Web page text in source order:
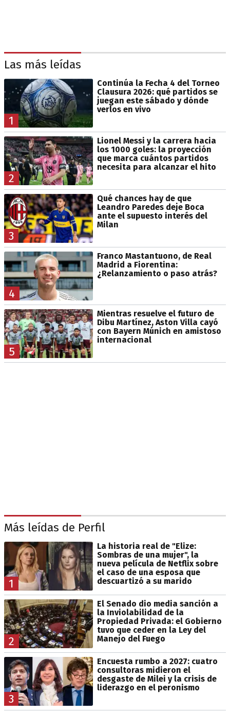
Las más leídas
1
Continúa la Fecha 4 del Torneo
Clausura 2026: qué partidos se
juegan este sábado y dónde
verlos en vivo
2
Lionel Messi y la carrera hacia
los 1000 goles: la proyección
que marca cuántos partidos
necesita para alcanzar el hito
3
Qué chances hay de que
Leandro Paredes deje Boca
ante el supuesto interés del
Milan
4
Franco Mastantuono, de Real
Madrid a Fiorentina:
¿Relanzamiento o paso atrás?
5
Mientras resuelve el futuro de
Dibu Martínez, Aston Villa cayó
con Bayern Múnich en amistoso
internacional
Más leídas de Perfil
1
La historia real de "Elize:
Sombras de una mujer", la
nueva película de Netflix sobre
el caso de una esposa que
descuartizó a su marido
2
El Senado dio media sanción a
la Inviolabilidad de la
Propiedad Privada: el Gobierno
tuvo que ceder en la Ley del
Manejo del Fuego
3
Encuesta rumbo a 2027: cuatro
consultoras midieron el
desgaste de Milei y la crisis de
liderazgo en el peronismo